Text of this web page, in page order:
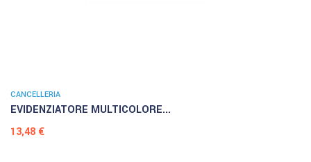
CANCELLERIA
EVIDENZIATORE MULTICOLORE...
Prezzo
13,48 €